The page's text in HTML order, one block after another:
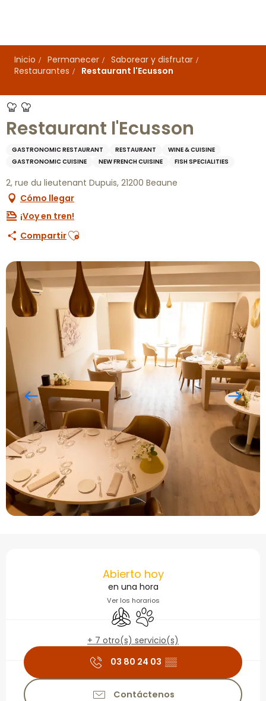
principal
Inicio
Permanecer
Saborear y disfrutar
Restaurantes
Restaurant l'Ecusson
Restaurant l'Ecusson
GASTRONOMIC RESTAURANT RESTAURANT
WINE & CUISINE
GASTRONOMIC CUISINE
NEW FRENCH CUISINE FISH SPECIALITIES
2, rue du lieutenant Dupuis, 21200 Beaune
Cómo llegar
¡Voy en tren!
CompartirAjouter aux favoris
Horarios y datos de
Abierto hoy
en una hora
Ver los horarios
Aire Acondicionado
Se aceptan animales
+ 7 otro(s) servicio(s)
03 80 24 03 ▒▒
Contáctenos